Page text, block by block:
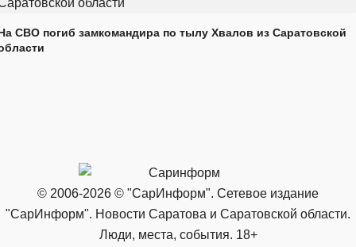
СВО погиб замкомандира по тылу Хвалов из Саратовской
© 2006-2026 © "СарИнформ". Сетевое издание
"СарИнформ". Новости Саратова и Саратовской области.
Люди, места, события. 18+